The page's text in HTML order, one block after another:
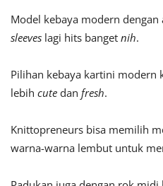
Model kebaya modern dengan
sleeves lagi hits banget nih.
Pilihan kebaya kartini modern
lebih cute dan fresh.
Knittopreneurs bisa memilih
warna-warna lembut untuk